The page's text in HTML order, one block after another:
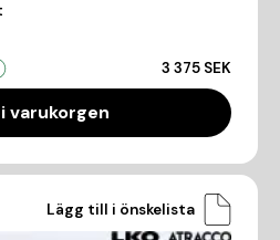
3 375 SEK
varukorgen
Lägg till i önskelista